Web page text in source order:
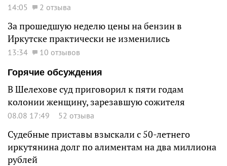
14:05 2 отзыва
За прошедшую неделю цены на бензин в
Иркутске практически не изменились
13:34
10 отзывов
Горячие обсуждения
В Шелехове суд приговорил к пяти годам
колонии женщину, зарезавшую сожителя
08.08 17:49 52 отзыва
Судебные приставы взыскали с 50-летнего
иркутянина долг по алиментам на два миллиона
рублей